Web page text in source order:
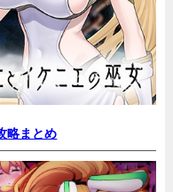
略まとめ